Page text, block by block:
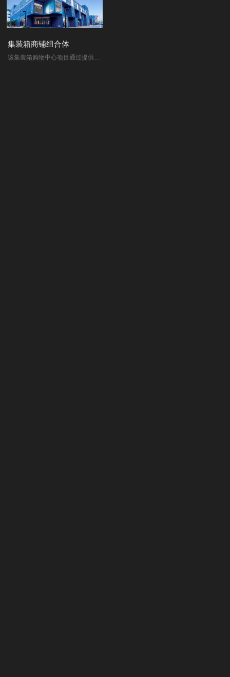
集装箱商铺组合体
该集装箱购物中心项目通过提供一个不用大量耗费资源的廉价零售空间，显示了一种简单的经济与生态协调的方式：仅用了几周的时间这些集装箱和支撑结..